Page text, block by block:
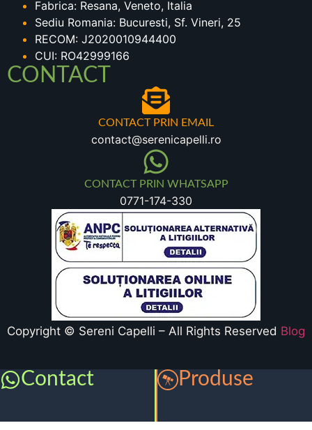
Fabrica: Resana, Veneto, Italia
Sediu Romania: Bucuresti, Sf. Vineri, 25
RECOM: J2020010944400
CUI: RO42999166
CONTACT
CONTACT PRIN EMAIL
contact@serenicapelli.ro
CONTACT PRIN WHATSAPP
0771-174-330
Copyright © Sereni Capelli – All Rights Reserved Blog
Contact Produse